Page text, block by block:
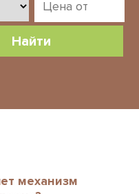
Найти
механизм